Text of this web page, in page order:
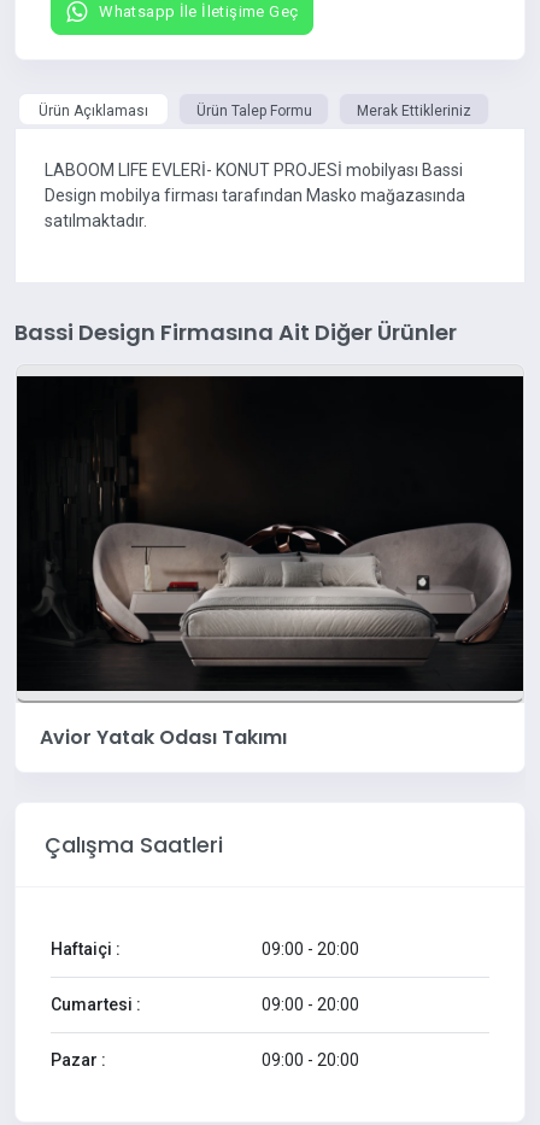
Whatsapp İle İletişime Geç
Ürün Açıklaması Ürün Talep Formu Merak Ettikleriniz
LABOOM LIFE EVLERİ- KONUT PROJESİ mobilyası Bassi
Design mobilya firması tarafından Masko mağazasında
satılmaktadır.
Bassi Design Firmasına Ait Diğer Ürünler
Avior Yatak Odası Takımı
Çalışma Saatleri
Haftaiçi : 09:00 - 20:00
Cumartesi : 09:00 - 20:00
Pazar : 09:00 - 20:00